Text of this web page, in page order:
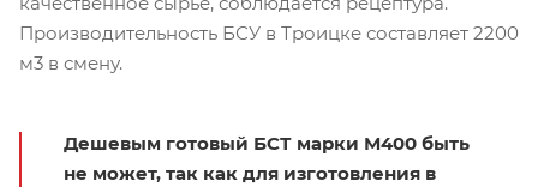
Производительность БСУ в Троицке составляет 2200
м3 в смену.
Дешевым готовый БСТ марки М400 быть
не может, так как для изготовления в